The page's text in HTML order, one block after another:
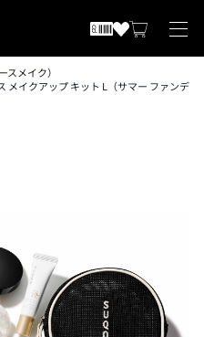
スメイク）
メイクアップ キット L（サマー ファンデ